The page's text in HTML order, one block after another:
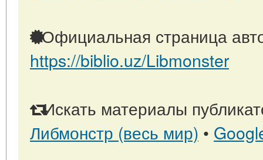
Официальная страница
https://biblio.uz/Libmonster
Искать материалы
Либмонстр (весь мир) •